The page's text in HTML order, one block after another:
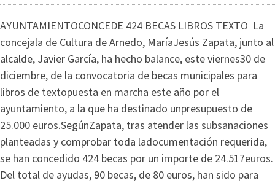
AYUNTAMIENTOCONCEDE 424 BECAS LIBROS TEXTO La
concejala de Cultura de Arnedo, MaríaJesús Zapata, junto al
alcalde, Javier García, ha hecho balance, este viernes30 de
diciembre, de la convocatoria de becas municipales para
libros de textopuesta en marcha este año por el
ayuntamiento, a la que ha destinado unpresupuesto de
25.000 euros.SegúnZapata, tras atender las subsanaciones
planteadas y comprobar toda ladocumentación requerida,
se han concedido 424 becas por un importe de 24.517euros.
Del total de ayudas, 90 becas, de 80 euros, han sido para